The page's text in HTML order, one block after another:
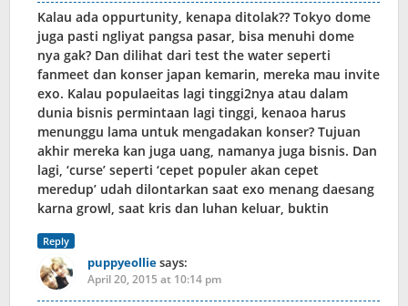
Kalau ada oppurtunity, kenapa ditolak?? Tokyo dome
juga pasti ngliyat pangsa pasar, bisa menuhi dome
nya gak? Dan dilihat dari test the water seperti
fanmeet dan konser japan kemarin, mereka mau invite
exo. Kalau populaeitas lagi tinggi2nya atau dalam
dunia bisnis permintaan lagi tinggi, kenaoa harus
menunggu lama untuk mengadakan konser? Tujuan
akhir mereka kan juga uang, namanya juga bisnis. Dan
lagi, ‘curse’ seperti ‘cepet populer akan cepet
meredup’ udah dilontarkan saat exo menang daesang
karna growl, saat kris dan luhan keluar, buktin
Reply
puppyeolliesays:
April 20, 2015 at 10:14 pm